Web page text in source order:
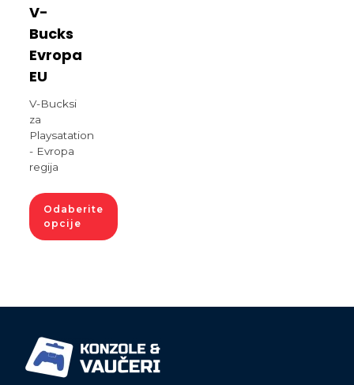
V-
Bucks
Evropa
EU
V-Bucksi
za
Playsatation
- Evropa
regija
Odaberite
opcije